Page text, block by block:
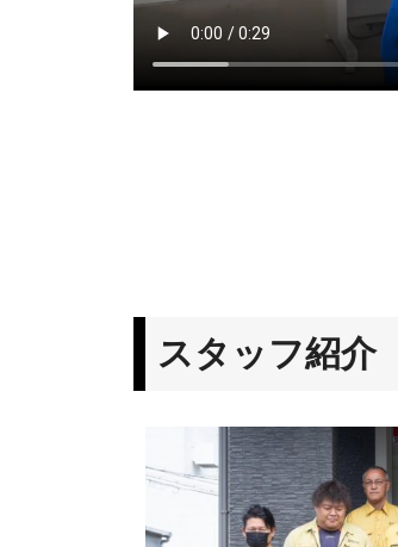
スタッフ紹介